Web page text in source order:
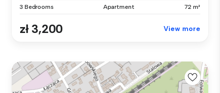
3 Bedrooms Apartment 72 m²
zł 3,200 View more